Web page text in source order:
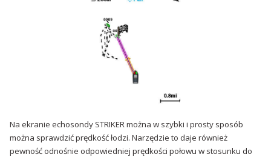
Na ekranie echosondy STRIKER można w szybki i prosty sposób
można sprawdzić prędkość łodzi. Narzędzie to daje również
pewność odnośnie odpowiedniej prędkości połowu w stosunku do